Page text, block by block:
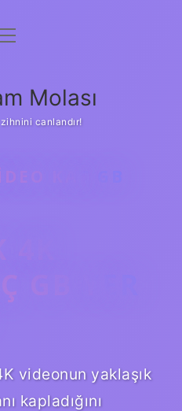
Uyarı
Molası
canlandır!
KAÇ GB
GB YER
videonun yaklaşık
kapladığını